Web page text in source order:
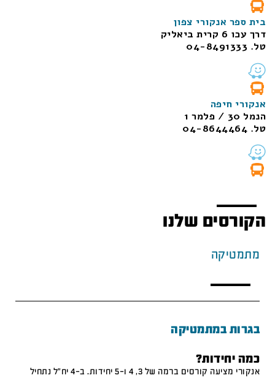
בית ספר אנקורי צפון
דרך עכו 6 קרית ביאליק
טל. 04-8491333
אנקורי חיפה
הנמל 30 / פלמר 1
טל. 04-8644464
הקורסים שלנו
מתמטיקה
בגרות במתמטיקה
כמה יחידות?
אנקורי מציעה קורסים ברמה של 3, 4 ו-5 יחידות. ב-4 יח"ל נתחיל